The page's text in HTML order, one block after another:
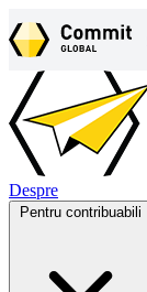
Despre
Pentru contribuabili